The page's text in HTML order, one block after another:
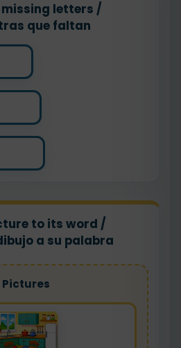
missing letters /
que faltan
to its word /
a su palabra
Pictures